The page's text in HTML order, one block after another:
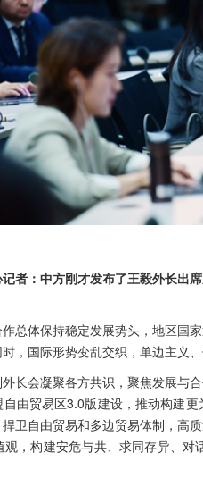
者：中方刚才发布了王毅外长出
总体保持稳定发展势头，地区国
，国际形势变乱交织，单边主义
长会凝聚各方共识，聚焦发展与
由贸易区3.0版建设，推动构建
卫自由贸易和多边贸易体制，高
，构建安危与共、求同存异、